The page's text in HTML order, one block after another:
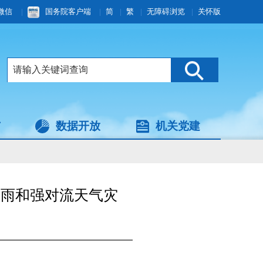
信 | 国务院客户端 | 简 | 繁 | 无障碍浏览 | 关怀版
数据开放 机关党建
和强对流天气灾